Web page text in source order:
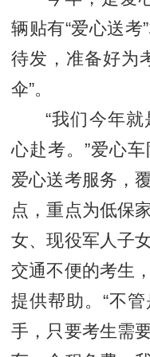
辆贴有“爱心送考
待发，准备好为
伞”。
“我们今年
心赴考。”爱心
爱心送考服务，
点，重点为低保
女、现役军人子
交通不便的考生
提供帮助。“不
手，只要考生需